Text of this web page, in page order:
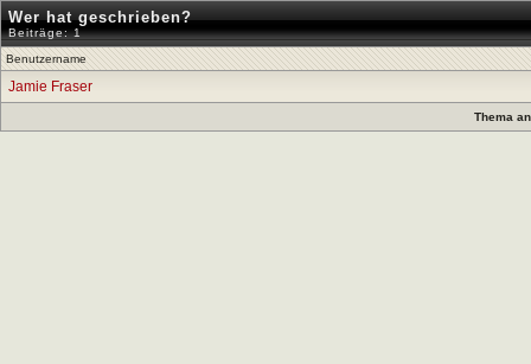
Wer hat geschrieben?
Beiträge: 1
Benutzername
Jamie Fraser
Thema